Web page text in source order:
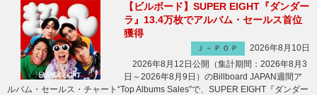
【ビルボード】SUPER EIGHT『ダンダー
ラ』13.4万枚でアルバム・セールス首位
獲得
Ｊ－ＰＯＰ
2026年8月10日
2026年8月12日公開（集計期間：2026年8月3
日～2026年8月9日）のBillboard JAPAN週間ア
ルバム・セールス・チャート“Top Albums Sales”で、SUPER EIGHT『ダンダー